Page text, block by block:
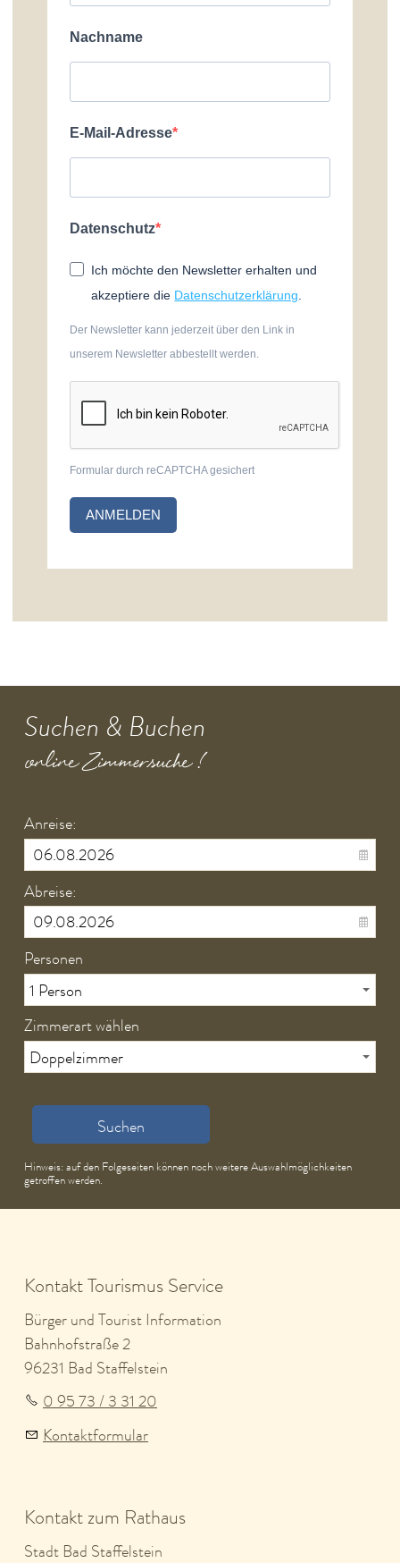
Fotogalerien
Newsletter
BÜRGER & STADT
Nachname
E-Mail-Adresse
Datenschutz
Ich möchte den Newsletter erhalten und
akzeptiere die Datenschutzerklärung
Der Newsletter kann jederzeit über den Link in
unserem Newsletter abbestellt werden.
Formular durch reCAPTCHA gesichert
ANMELDEN
Suchen & Buchen
online Zimmersuche !
Anreise:
Abreise:
Personen
Zimmerart wählen
Suchen
Hinweis: auf den Folgeseiten können noch weitere Auswahlmöglichkeiten
getroffen werden.
Kontakt Tourismus Service
Bürger und Tourist Information
Bahnhofstraße 2
96231 Bad Staffelstein
0 95 73 / 3 31 20
Kontaktformular
Kontakt zum Rathaus
Stadt Bad Staffelstein